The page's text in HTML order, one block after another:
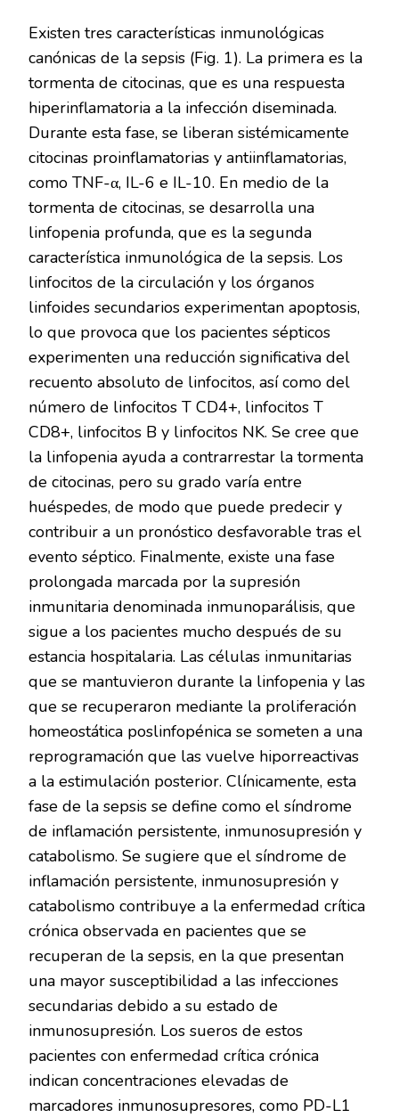
Existen tres características inmunológicas
canónicas de la sepsis (Fig. 1). La primera es la
tormenta de citocinas, que es una respuesta
hiperinflamatoria a la infección diseminada.
Durante esta fase, se liberan sistémicamente
citocinas proinflamatorias y antiinflamatorias,
como TNF-α, IL-6 e IL-10. En medio de la
tormenta de citocinas, se desarrolla una
linfopenia profunda, que es la segunda
característica inmunológica de la sepsis. Los
linfocitos de la circulación y los órganos
linfoides secundarios experimentan apoptosis,
lo que provoca que los pacientes sépticos
experimenten una reducción significativa del
recuento absoluto de linfocitos, así como del
número de linfocitos T CD4+, linfocitos T
CD8+, linfocitos B y linfocitos NK. Se cree que
la linfopenia ayuda a contrarrestar la tormenta
de citocinas, pero su grado varía entre
huéspedes, de modo que puede predecir y
contribuir a un pronóstico desfavorable tras el
evento séptico. Finalmente, existe una fase
prolongada marcada por la supresión
inmunitaria denominada inmunoparálisis, que
sigue a los pacientes mucho después de su
estancia hospitalaria. Las células inmunitarias
que se mantuvieron durante la linfopenia y las
que se recuperaron mediante la proliferación
homeostática poslinfopénica se someten a una
reprogramación que las vuelve hiporreactivas
a la estimulación posterior. Clínicamente, esta
fase de la sepsis se define como el síndrome
de inflamación persistente, inmunosupresión y
catabolismo. Se sugiere que el síndrome de
inflamación persistente, inmunosupresión y
catabolismo contribuye a la enfermedad crítica
crónica observada en pacientes que se
recuperan de la sepsis, en la que presentan
una mayor susceptibilidad a las infecciones
secundarias debido a su estado de
inmunosupresión. Los sueros de estos
pacientes con enfermedad crítica crónica
indican concentraciones elevadas de
marcadores inmunosupresores, como PD-L1